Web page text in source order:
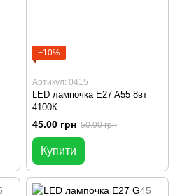
−10%
Артикул: 0415
LED лампочка E27 A55 8вт
4100К
45.00 грн 50.00 грн
Купити